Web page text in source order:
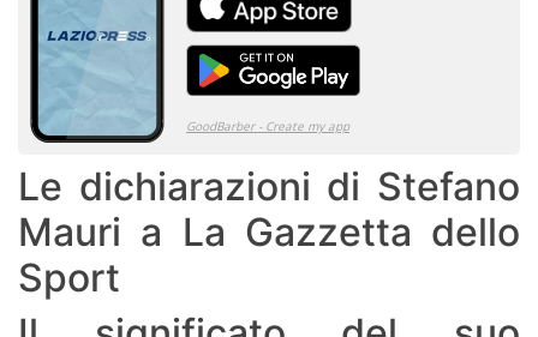
Le dichiarazioni di Stefano
Mauri a La Gazzetta dello
Sport